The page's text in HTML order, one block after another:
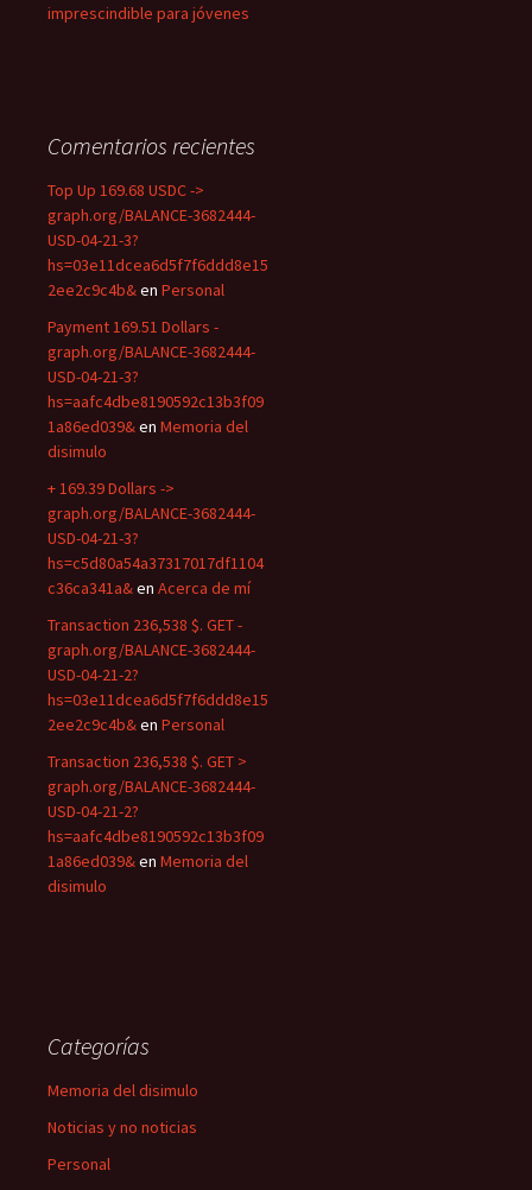
imprescindible para jóvenes
Comentarios recientes
Top Up 169.68 USDC ->
graph.org/BALANCE-3682444-
USD-04-21-3?
hs=03e11dcea6d5f7f6ddd8e15
2ee2c9c4b&en Personal
Payment 169.51 Dollars -
graph.org/BALANCE-3682444-
USD-04-21-3?
hs=aafc4dbe8190592c13b3f09
1a86ed039&en Memoria del
disimulo
+ 169.39 Dollars ->
graph.org/BALANCE-3682444-
USD-04-21-3?
hs=c5d80a54a37317017df1104
c36ca341a&en Acerca de mí
Transaction 236,538 $. GET -
graph.org/BALANCE-3682444-
USD-04-21-2?
hs=03e11dcea6d5f7f6ddd8e15
2ee2c9c4b&en Personal
Transaction 236,538 $. GET >
graph.org/BALANCE-3682444-
USD-04-21-2?
hs=aafc4dbe8190592c13b3f09
1a86ed039&en Memoria del
disimulo
Categorías
Memoria del disimulo
Noticias y no noticias
Personal